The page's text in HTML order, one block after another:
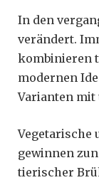
In den
verändert.
kombinieren
modernen
Varianten mit
Vegetarische
gewinnen
tierischer